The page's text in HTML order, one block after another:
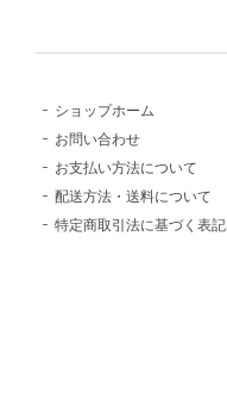
ショップホーム
お問い合わせ
お支払い方法について
配送方法・送料について
特定商取引法に基づく表記